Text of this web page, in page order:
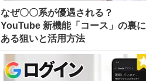
なぜ〇〇系が優遇される？
YouTube 新機能「コース」の裏に
ある狙いと活用方法